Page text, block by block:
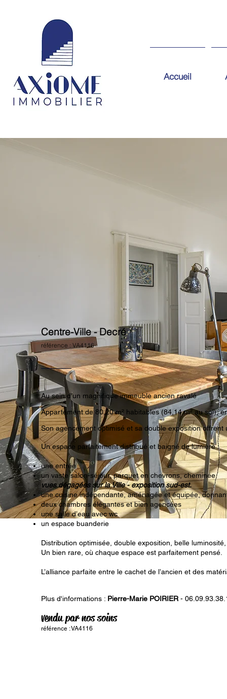
Accueil
Centre-Ville - Decré
référence : VA4116
Au sein d'un magnifique immeuble ancien ravalé
Appartement de 80,20 m² habitables (84,14 m² au sol),
Son agencement optimisé et sa double exposition
Un espace parfaitement distribué et baigné de lumière :
une entrée
un vaste salon-séjour, parquet en chevrons, cheminée
vues dégagées sur la Ville - exposition sud-est.
une cuisine indépendante, aménagée et équipée,
deux chambres élégantes et bien agencées
une salle d’eau avec wc
un espace buanderie
Distribution optimisée, double exposition, belle
Un bien rare, où chaque espace est parfaitement pensé.
L’alliance parfaite entre le cachet de l’ancien et des
Plus d'informations : Pierre-Marie POIRIER -
vendu par nos soins
référence : VA4116